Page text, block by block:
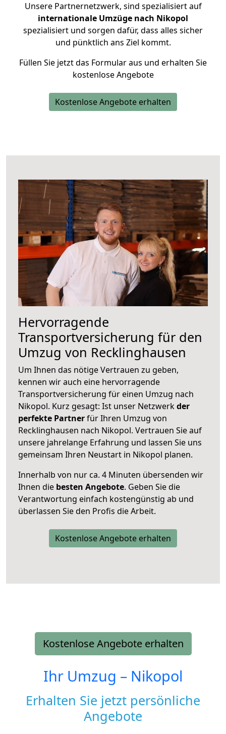
Unsere Partnernetzwerk, sind spezialisiert auf
internationale Umzüge nach Nikopol
spezialisiert und sorgen dafür, dass alles sicher
und pünktlich ans Ziel kommt.
Füllen Sie jetzt das Formular aus und erhalten Sie
kostenlose Angebote
Kostenlose Angebote erhalten
Hervorragende
Transportversicherung für den
Umzug von Recklinghausen
Um Ihnen das nötige Vertrauen zu geben,
kennen wir auch eine hervorragende
Transportversicherung für einen Umzug nach
Nikopol. Kurz gesagt: Ist unser Netzwerkder
perfekte Partnerfür Ihren Umzug von
Recklinghausen nach Nikopol. Vertrauen Sie auf
unsere jahrelange Erfahrung und lassen Sie uns
gemeinsam Ihren Neustart in Nikopol planen.
Innerhalb von nur ca. 4 Minuten übersenden wir
Ihnen die besten Angebote. Geben Sie die
Verantwortung einfach kostengünstig ab und
überlassen Sie den Profis die Arbeit.
Kostenlose Angebote erhalten
Kostenlose Angebote erhalten
Ihr Umzug – Nikopol
Erhalten Sie jetzt persönliche
Angebote